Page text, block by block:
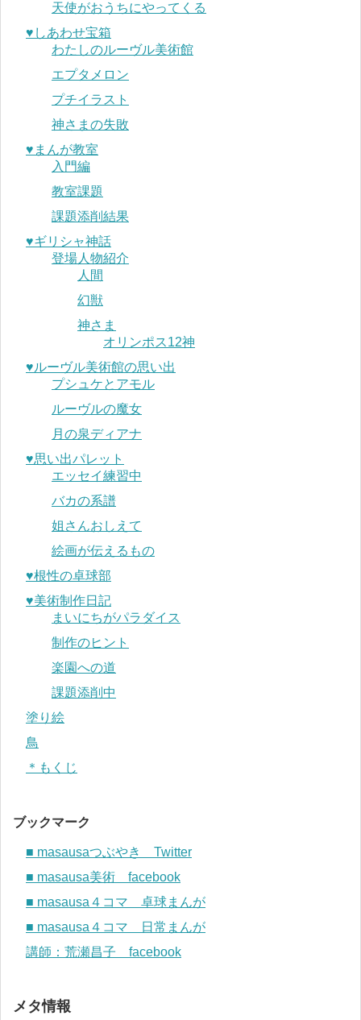
天使がおうちにやってくる
♥︎しあわせ宝箱
わたしのルーヴル美術館
エプタメロン
プチイラスト
神さまの失敗
♥︎まんが教室
入門編
教室課題
課題添削結果
♥︎ギリシャ神話
登場人物紹介
人間
幻獣
神さま
オリンポス12神
♥︎ルーヴル美術館の思い出
プシュケとアモル
ルーヴルの魔女
月の泉ディアナ
♥︎思い出パレット
エッセイ練習中
バカの系譜
姐さんおしえて
絵画が伝えるもの
♥︎根性の卓球部
♥︎美術制作日記
まいにちがパラダイス
制作のヒント
楽園への道
課題添削中
塗り絵
鳥
＊もくじ
ブックマーク
■ masausaつぶやき Twitter
■ masausa美術 facebook
■ masausa４コマ 卓球まんが
■ masausa４コマ 日常まんが
講師：荒瀬昌子 facebook
メタ情報